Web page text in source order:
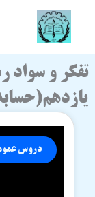
تفکر و سواد
دروس